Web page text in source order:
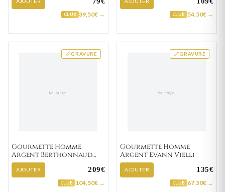
CLUB 39,50€ → CLUB 54,50€ →
GRAVURE
Gourmette Homme
Argent Berthonnaud
Vielli
AJOUTER 209€
CLUB 104,50€ →
GRAVURE
Gourmette Homme
Argent Evann Vielli
AJOUTER 135€
CLUB 67,50€ →